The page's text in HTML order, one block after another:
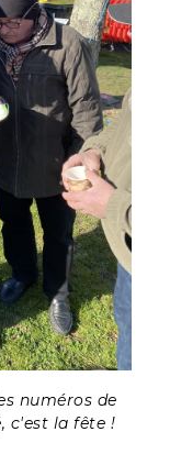
numéros de
c'est la fête !